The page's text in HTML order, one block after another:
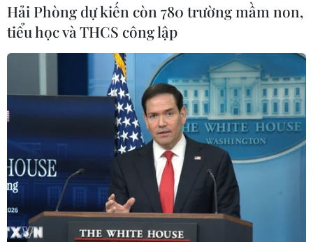
Hải Phòng dự kiến còn 780 trường mầm non,
tiểu học và THCS công lập